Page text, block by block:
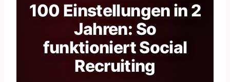
100 Einstellungen in 2
Jahren: So
funktioniert Social
Recruiting